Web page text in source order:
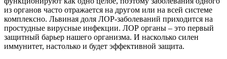
из органов часто отражается на другом или на всей системе
комплексно. Львиная доля ЛОР-заболеваний приходится на
простудные вирусные инфекции. ЛОР органы – это первый
защитный барьер нашего организма. И насколько силен
иммунитет, настолько и будет эффективной защита.